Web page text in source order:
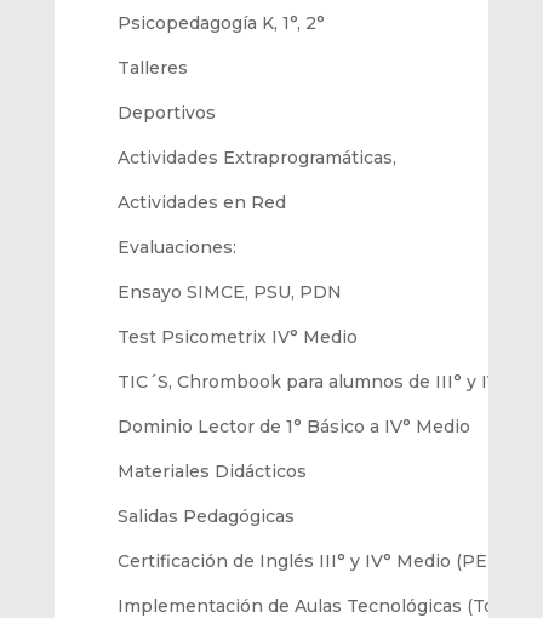
Psicopedagogía K, 1°, 2°
Talleres
Deportivos
Actividades Extraprogramáticas,
Actividades en Red
Evaluaciones:
Ensayo SIMCE, PSU, PDN
Test Psicometrix IV° Medio
TIC´S, Chrombook para alumnos de III° y IV°
Dominio Lectorde 1° Básico a IV° Medio
Materiales Didácticos
Salidas Pedagógicas
Certificación de Inglés III° y IV° Medio (PET,FCE)
Implementación de Aulas Tecnológicas (Todo el